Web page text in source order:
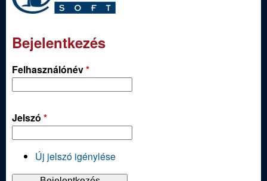
Bejelentkezés
Felhasználónév*
Jelszó *
Új jelszó igénylése